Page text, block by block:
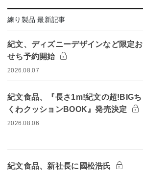
練り製品 最新記事
紀文、ディズニーデザインなど限定お
せち予約開始
2026.08.07
紀文食品、『長さ1m!紀文の超!BIGち
くわクッションBOOK』発売決定
2026.08.06
紀文食品、新社長に國松浩氏